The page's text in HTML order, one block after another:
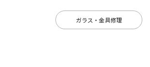
ガラス・金具修理